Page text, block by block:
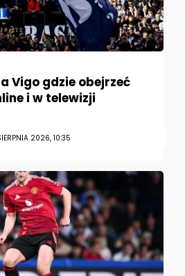
Vigo gdzie obejrzeć
i w telewizji
2026, 10:35